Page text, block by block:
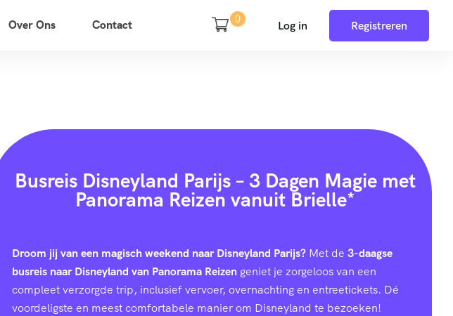
Over Ons Contact 0 Log in Registreren
Busreis Disneyland Parijs – 3 Dagen Magie met
Panorama Reizen vanuit Brielle*
Droom jij van een magisch weekend naar Disneyland Parijs? Met de 3-daagse
busreis naar Disneyland van Panorama Reizen geniet je zorgeloos van een
compleet verzorgde trip, inclusief vervoer, overnachting en entreetickets. Dé
voordeligste en meest comfortabele manier om Disneyland te bezoeken!